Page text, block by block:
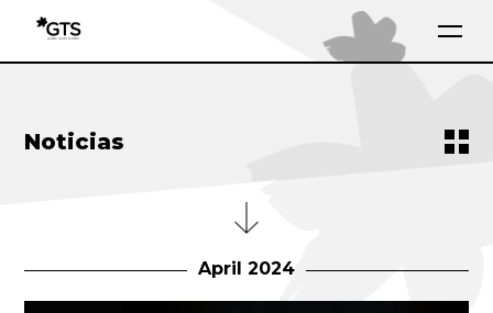
Noticias
April 2024